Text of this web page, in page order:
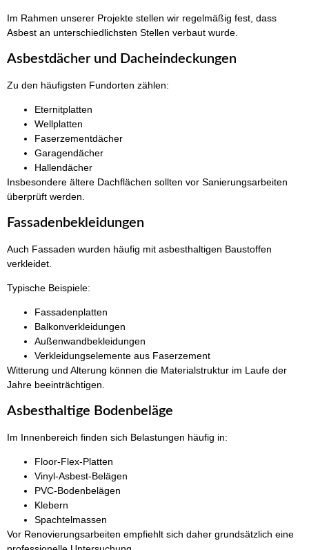
Im Rahmen unserer Projekte stellen wir regelmäßig fest, dass
Asbest an unterschiedlichsten Stellen verbaut wurde.
Asbestdächer und Dacheindeckungen
Zu den häufigsten Fundorten zählen:
Eternitplatten
Wellplatten
Faserzementdächer
Garagendächer
Hallendächer
Insbesondere ältere Dachflächen sollten vor Sanierungsarbeiten
überprüft werden.
Fassadenbekleidungen
Auch Fassaden wurden häufig mit asbesthaltigen Baustoffen
verkleidet.
Typische Beispiele:
Fassadenplatten
Balkonverkleidungen
Außenwandbekleidungen
Verkleidungselemente aus Faserzement
Witterung und Alterung können die Materialstruktur im Laufe der
Jahre beeinträchtigen.
Asbesthaltige Bodenbeläge
Im Innenbereich finden sich Belastungen häufig in:
Floor-Flex-Platten
Vinyl-Asbest-Belägen
PVC-Bodenbelägen
Klebern
Spachtelmassen
Vor Renovierungsarbeiten empfiehlt sich daher grundsätzlich eine